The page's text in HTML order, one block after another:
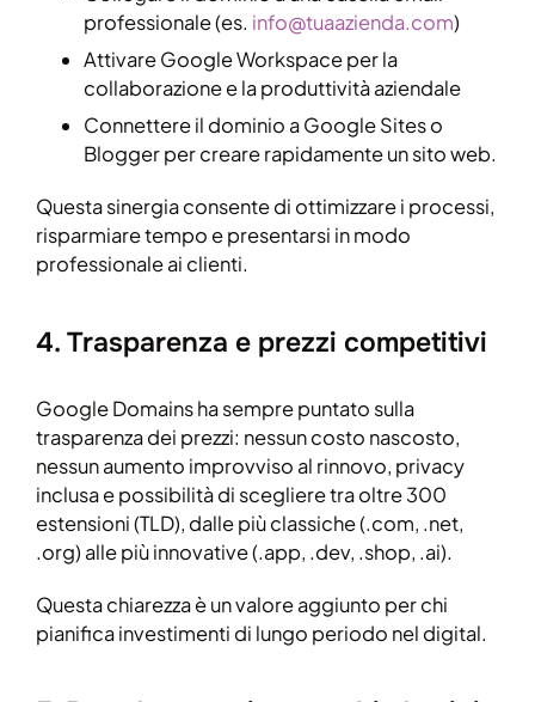
professionale (es. info@tuaazienda.com)
Attivare Google Workspace per la
collaborazione e la produttività aziendale
Connettere il dominio a Google Sites o
Blogger per creare rapidamente un sito web.
Questa sinergia consente di ottimizzare i processi,
risparmiare tempo e presentarsi in modo
professionale ai clienti.
4. Trasparenza e prezzi competitivi
Google Domains ha sempre puntato sulla
trasparenza dei prezzi: nessun costo nascosto,
nessun aumento improvviso al rinnovo, privacy
inclusa e possibilità di scegliere tra oltre 300
estensioni (TLD), dalle più classiche (.com, .net,
.org) alle più innovative (.app, .dev, .shop, .ai).
Questa chiarezza è un valore aggiunto per chi
pianifica investimenti di lungo periodo nel digital.